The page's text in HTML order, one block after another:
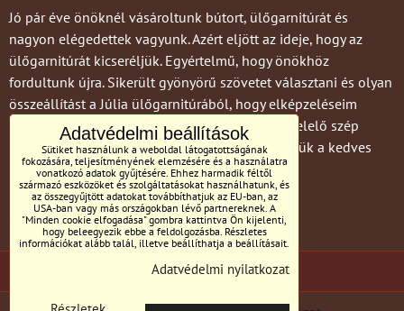
Jó pár éve önöknél vásároltunk bútort, ülőgarnitúrát és
nagyon elégedettek vagyunk. Azért eljött az ideje, hogy az
ülőgarnitúrát kicseréljük. Egyértelmű, hogy önökhöz
fordultunk újra. Sikerült gyönyörű szövetet választani és olyan
összeállítást a Júlia ülőgarnitúrából, hogy elképzeléseim
szerint megújult a házunk. Az izlésemnek megfelelő szép
székeket és asztalt is sikerült vennünk. Köszönjük a kedves
kiszolgálást! Betty
(c) BILL MC Tornyai ülőgarnitúrák
Adatvédelmi beállítások
Sütiket használunk a weboldal látogatottságának
fokozására, teljesítményének elemzésére és a használatra
vonatkozó adatok gyűjtésére. Ehhez harmadik féltől
származó eszközöket és szolgáltatásokat használhatunk, és
az összegyűjtött adatokat továbbíthatjuk az EU-ban, az
USA-ban vagy más országokban lévő partnereknek. A
"Minden cookie elfogadása" gombra kattintva Ön kijelenti,
hogy beleegyezik ebbe a feldolgozásba. Részletes
információkat alább talál, illetve beállíthatja a beállításait.
Adatvédelmi nyilatkozat